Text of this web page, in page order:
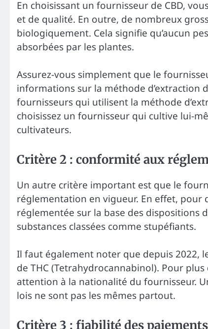
En choisissant un fournisseur de CBD,
et de qualité. En outre, de nombreux
biologiquement. Cela signifie qu’aucun
absorbées par les plantes.
Assurez-vous simplement que le
informations sur la méthode d’extraction
fournisseurs qui utilisent la méthode
choisissez un fournisseur qui cultive lui-
cultivateurs.
Critère 2 : conformité aux
Un autre critère important est que le
réglementation en vigueur. En effet, pour
réglementée sur la base des dispositions
substances classées comme stupéfiants.
Il faut également noter que depuis 2022,
de THC (Tetrahydrocannabinol). Pour
attention à la nationalité du fournisseur.
lois ne sont pas les mêmes partout.
Critère 3 : fiabilité des